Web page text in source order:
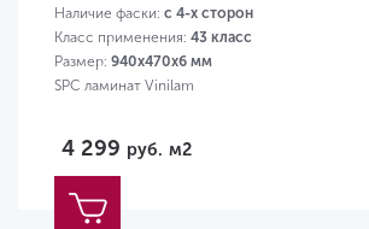
Наличие фаски: с 4-х сторон
Класс применения: 43 класс
Размер: 940х470х6 мм
SPC ламинат Vinilam
4 299 руб. м2